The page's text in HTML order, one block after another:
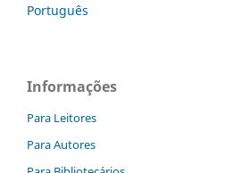
Português
Informações
Para Leitores
Para Autores